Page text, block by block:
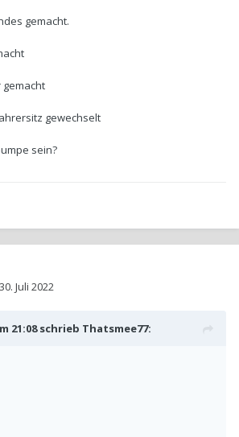
gemacht.
gewechselt
sein?
30. Juli 2022
21:08 schrieb Thatsmee77: